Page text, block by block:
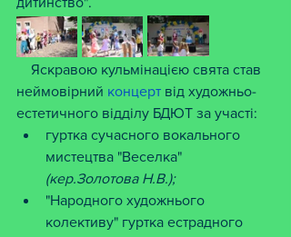
неймовірний концерт від художньо-
естетичного відділу БДЮТ за участі:
гуртка сучасного вокального
мистецтва "Веселка"
(кер.Золотова Н.В.);
"Народного художнього
колективу" гуртка естрадного